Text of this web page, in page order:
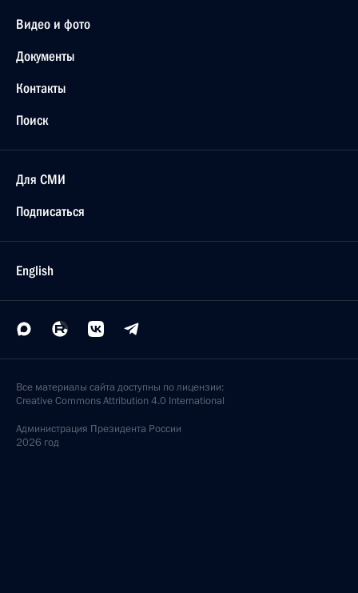
Видео и фото
Документы
Контакты
Поиск
Для СМИ
Подписаться
English
Все материалы сайта доступны по лицензии:
Creative Commons Attribution 4.0 International
Администрация Президента России
2026 год